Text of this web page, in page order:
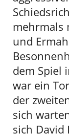
mehrmals
und
dem Spiel
war ein
der
sich
sich David